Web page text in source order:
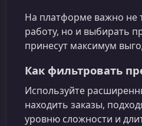
На платформе важно не
работу, но и выбирать
принесут максимум
Как фильтровать
Используйте
находить заказы,
уровню сложности и